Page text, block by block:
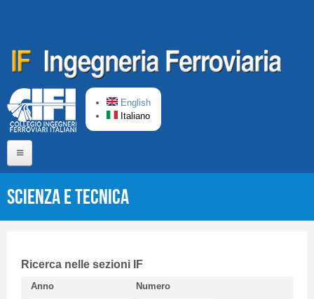
English
Italiano
CIFI in breve
Linee Guida
Scienza e Tecnica
Ricerca nelle sezioni IF
Anno Numero